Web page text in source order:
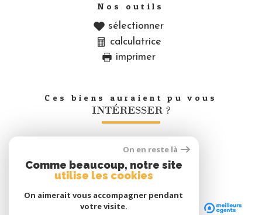
Nos outils
sélectionner
calculatrice
imprimer
Ces biens auraient pu vous
INTÉRESSER ?
Nous
adhérons
On en reste là
Comme beaucoup, notre site
utilise les cookies
On aimerait vous accompagner pendant
votre visite.